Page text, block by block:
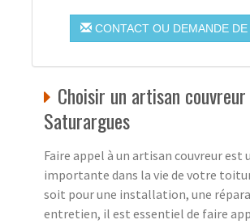
CONTACT OU DEMANDE DE
Choisir un artisan
Saturargues
Faire appel à un artisan couvreur est
importante dans la vie de votre
soit pour une installation, une
entretien, il est essentiel de faire